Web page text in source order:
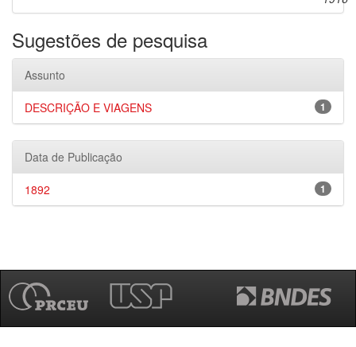
Sugestões de pesquisa
Assunto
1
DESCRIÇÃO E VIAGENS
Data de Publicação
1
1892